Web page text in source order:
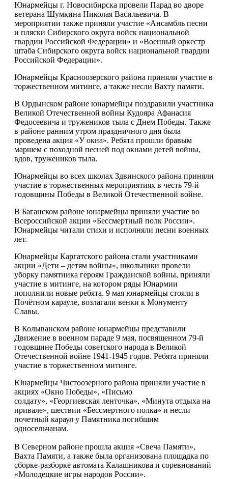
Юнармейцы г. Новосибирска провели Парад во дворе
ветерана Шумкина Николая Васильевича. В
мероприятии также приняли участие «Ансамбль песни
и пляски Сибирского округа войск национальной
гвардии Российской Федерации» и «Военный оркестр
штаба Сибирского округа войск национальной гвардии
Российской Федерации».
Юнармейцы Красноозерского района приняли участие в
торжественном митинге, а также несли Вахту памяти.
В Ордынском районе юнармейцы поздравили участника
Великой Отечественной войны Кудояра Афанасия
Федосеевича и тружеников тыла с Днем Победы. Также
в районе ранним утром праздничного дня была
проведена акция «У окна». Ребята прошли бравым
маршем с походной песней под окнами детей войны,
вдов, тружеников тыла.
Юнармейцы во всех школах Здвинского района приняли
участие в торжественных мероприятиях в честь 79-й
годовщины Победы в Великой Отечественной войне.
В Баганском районе юнармейцы приняли участие во
Всероссийской акции «Бессмертный полк России».
Юнармейцы читали стихи и исполняли песни военных
лет.
Юнармейцы Каргатского района стали участниками
акции «Дети – детям войны», школьники провели
уборку памятника героям Гражданской войны, приняли
участие в митинге, на котором ряды Юнармии
пополнили новые ребята. 9 мая юнармейцы стояли в
Почётном карауле, возлагали венки к Монументу
Славы.
В Колыванском районе юнармейцы представили
Движение в военном параде 9 мая, посвященном 79-й
годовщине Победы советского народа в Великой
Отечественной войне 1941-1945 годов. Ребята приняли
участие в торжественном митинге.
Юнармейцы Чистоозерного района приняли участие в
акциях «Окно Победы», «Письмо
солдату», «Георгиевская ленточка», «Минута отдыха на
привале», шествии «Бессмертного полка» и несли
почетный караул у Памятника погибшим
односельчанам.
В Северном районе прошла акция «Свеча Памяти»,
Вахта Памяти, а также была организована площадка по
сборке-разборке автомата Калашникова и соревнований
«Молодецкие игры народов России».